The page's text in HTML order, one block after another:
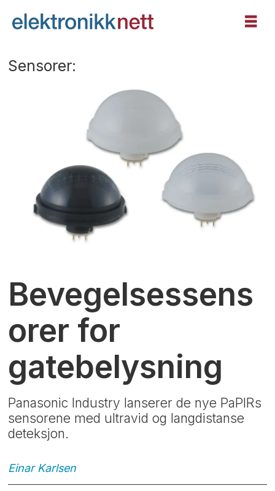
Sensorer:
Bevegelsessens
orer for
gatebelysning
Panasonic Industry lanserer de nye PaPIRs
sensorene med ultravid og langdistanse
deteksjon.
Einar Karlsen